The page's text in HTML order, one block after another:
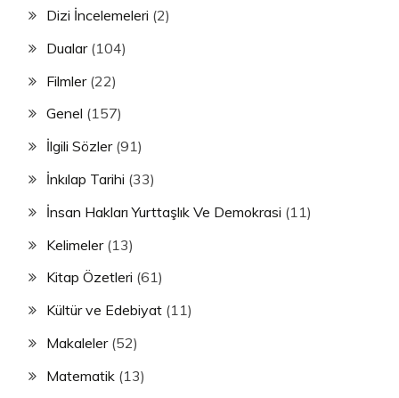
Dizi İncelemeleri (2)
Dualar(104)
Filmler(22)
Genel (157)
İlgili Sözler(91)
İnkılap Tarihi (33)
İnsan Hakları Yurttaşlık Ve Demokrasi (11)
Kelimeler(13)
Kitap Özetleri (61)
Kültür ve Edebiyat (11)
Makaleler(52)
Matematik (13)